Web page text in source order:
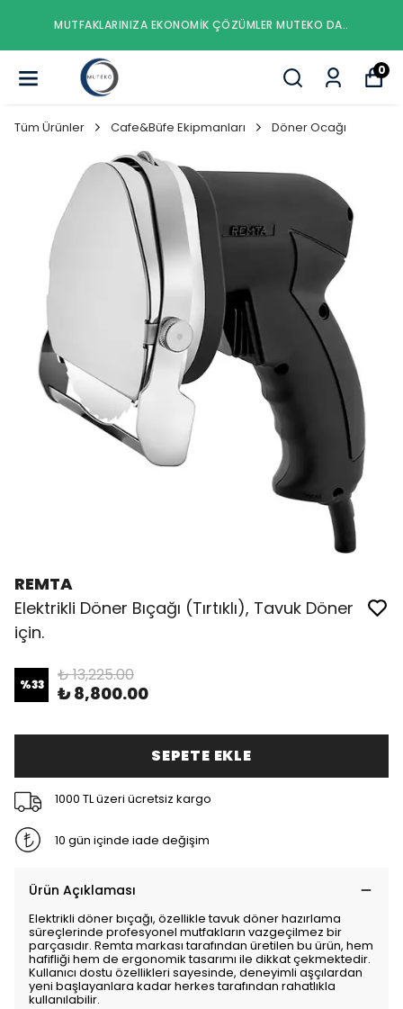
MUTFAKLARINIZA EKONOMIK ÇÖZÜMLER MUTEKO DA..
0
Tüm Ürünler Cafe&Büfe Ekipmanları Döner Ocağı
REMTA
Elektrikli Döner Bıçağı (Tırtıklı), Tavuk Döner
için.
%33 ₺ 13,225.00
₺ 8,800.00
SEPETE EKLE
1000 TL üzeri ücretsiz kargo
10 gün içinde iade değişim
Ürün Açıklaması
Elektrikli döner bıçağı, özellikle tavuk döner hazırlama
süreçlerinde profesyonel mutfakların vazgeçilmez bir
parçasıdır. Remta markası tarafından üretilen bu ürün, hem
hafifliği hem de ergonomik tasarımı ile dikkat çekmektedir.
Kullanıcı dostu özellikleri sayesinde, deneyimli aşçılardan
yeni başlayanlara kadar herkes tarafından rahatlıkla
kullanılabilir.